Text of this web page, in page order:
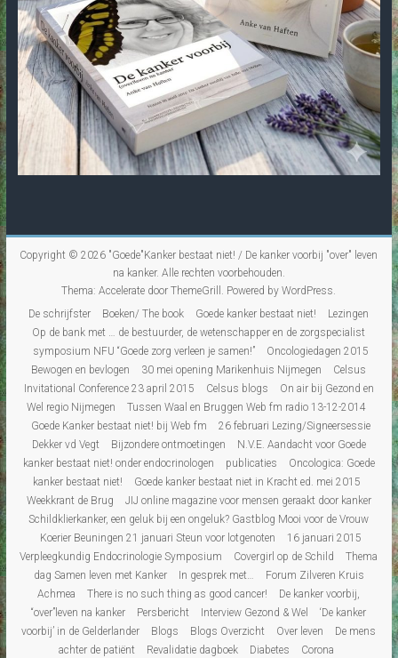
Copyright © 2026 "Goede"Kanker bestaat niet! / De kanker voorbij "over" leven
na kanker. Alle rechten voorbehouden.
Thema:Accelerate door ThemeGrill. Powered byWordPress.
De schrijfster
Boeken/ The book Goede kanker bestaat niet!
Lezingen
Op de bank met … de bestuurder, de wetenschapper en de zorgspecialist
symposium NFU “Goede zorg verleen je samen!”
Oncologiedagen 2015
Bewogen en bevlogen
30 mei opening Marikenhuis Nijmegen
Celsus
Invitational Conference 23 april 2015
Celsus blogs
On air bij Gezond en
Wel regio Nijmegen
Tussen Waal en Bruggen Web fm radio 13-12-2014
Goede Kanker bestaat niet! bij Web fm
26 februari Lezing/Signeersessie
Dekker vd Vegt
Bijzondere ontmoetingen
N.V.E. Aandacht voor Goede
kanker bestaat niet! onder endocrinologen
publicaties
Oncologica: Goede
kanker bestaat niet!
Goede kanker bestaat niet in Kracht ed. mei 2015
Weekkrant de Brug
JIJ online magazine voor mensen geraakt door kanker
Schildklierkanker, een geluk bij een ongeluk? Gastblog Mooi voor de Vrouw
Koerier Beuningen 21 januari Steun voor lotgenoten
16 januari 2015
Verpleegkundig Endocrinologie Symposium
Covergirl op de Schild
Thema
dag Samen leven met Kanker
In gesprek met…
Forum Zilveren Kruis
Achmea
There is no such thing as good cancer!
De kanker voorbij,
“over”leven na kanker
Persbericht Interview Gezond & Wel
‘De kanker
voorbij’ in de Gelderlander
Blogs Blogs Overzicht Over leven
De mens
achter de patiënt
Revalidatie dagboek Diabetes Corona